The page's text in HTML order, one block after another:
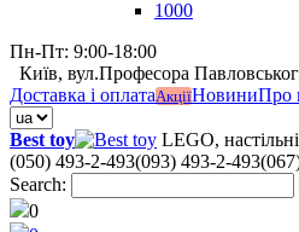
1000
Пн-Пт: 9:00-18:00
Київ, вул.Професора
Доставка і оплатаАкціїНовиниПро
Best toy
LEGO,
(050) 493-2-493(093) 493-2-493
Search:
0